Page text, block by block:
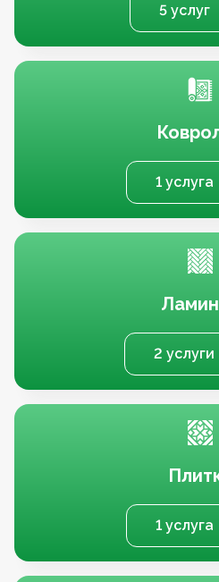
5 услуг
1 услуга
2 услуги
1 услуга